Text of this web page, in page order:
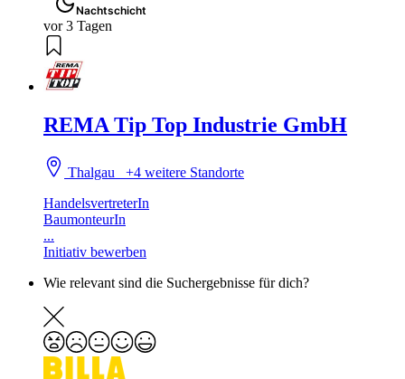
Nachtschicht
vor 3 Tagen
REMA Tip Top Industrie GmbH
Thalgau+4 weitere Standorte
HandelsvertreterIn
BaumonteurIn
...
Initiativ bewerben
Wie relevant sind die Suchergebnisse für dich?